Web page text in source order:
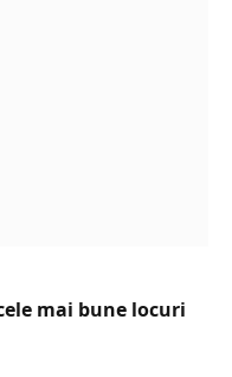
mai bune locuri